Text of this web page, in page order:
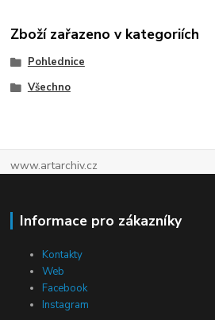
Zboží zařazeno v kategoriích
Pohlednice
Všechno
www.artarchiv.cz
Informace pro zákazníky
Kontakty
Web
Facebook
Instagram